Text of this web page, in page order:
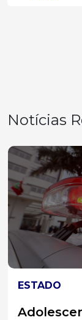
Notícias
ESTADO